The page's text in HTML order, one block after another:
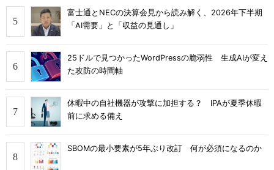
富士通とNECの決算会見から読み解く、2026年下半期
「AI需要」と「収益の見通し」
25ドルで見つかったWordPressの脆弱性 生成AIが変え
た攻防の時間軸
休暇中の自社機器が攻撃に加担する？ IPAが夏季休暇
前に求める備え
SBOMの最小要素が5年ぶり改訂 何が必須になるのか